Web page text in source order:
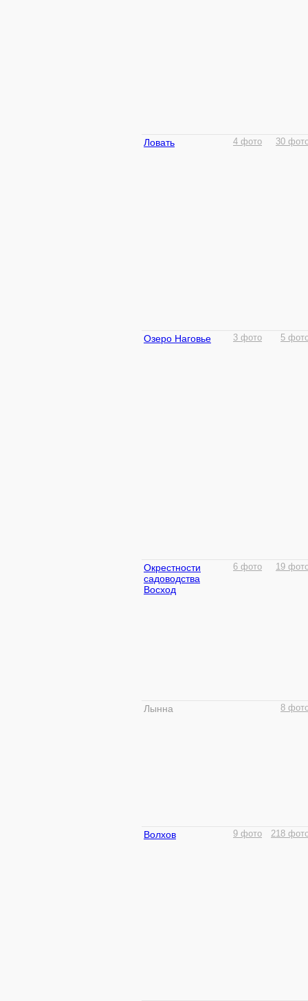
Ловать 4 фото 30
Озеро Наговье 3 фото 5
Окрестности
садоводства
Восход
6 фото 19
Лынна 8
Волхов 9 фото 218